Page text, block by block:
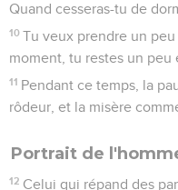
Quand cesseras-tu de
10 Tu veux prendre un
moment, tu restes un peu
11 Pendant ce temps, la
rôdeur, et la misère
Portrait de
12 Celui qui répand des